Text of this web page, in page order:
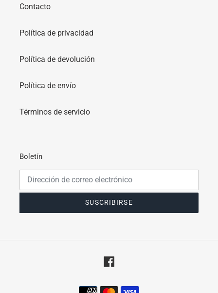
Contacto
Política de privacidad
Política de devolución
Política de envío
Términos de servicio
Boletín
SUSCRIBIRSE
Métodos